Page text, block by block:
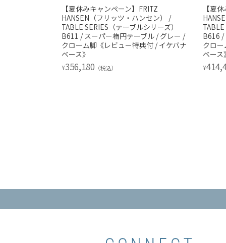
【夏休みキャンペーン】FRITZ
HANSEN（フリッツ・ハンセン） /
TABLE SERIES（テーブルシリーズ）
B611 / スーパー楕円テーブル / グレー /
クローム脚《レビュー特典付 / イケバナ
ベース》
¥356,180 （税込）
【夏
B616 /
クロ
ベース
¥